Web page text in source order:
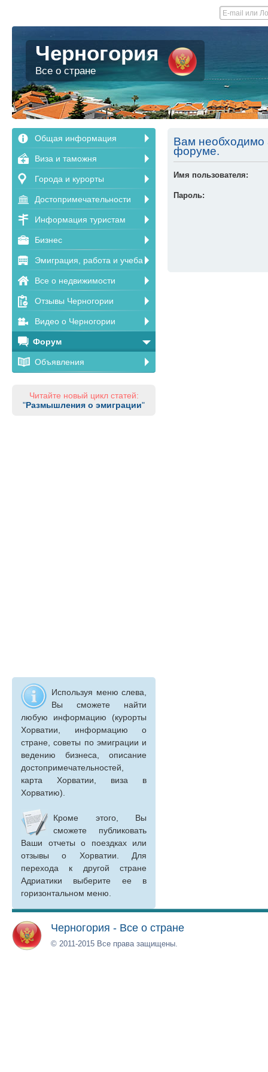
Черногория
Все о стране
Общая информация
Виза и таможня
Города и курорты
Достопримечательности
Информация туристам
Бизнес
Эмиграция, работа и учеба
Все о недвижимости
Отзывы Черногории
Видео о Черногории
Форум
Объявления
Читайте новый цикл статей:
"Размышления о эмиграции"
Используя меню слева,
Вы сможете найти
любую информацию (курорты
Хорватии, информацию о
стране, советы по эмиграции и
ведению бизнеса, описание
достопримечательностей,
карта Хорватии, виза в
Хорватию).
Кроме этого, Вы
сможете публиковать
Ваши отчеты о поездках или
отзывы о Хорватии. Для
перехода к другой стране
Адриатики выберите ее в
горизонтальном меню.
Вам необходимо
форуме.
Имя пользователя:
Пароль:
Черногория - Все о стране
© 2011-2015 Все права защищены.